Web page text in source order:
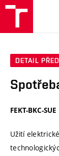
DETAIL
FEKT-BKC-SUE
Užití